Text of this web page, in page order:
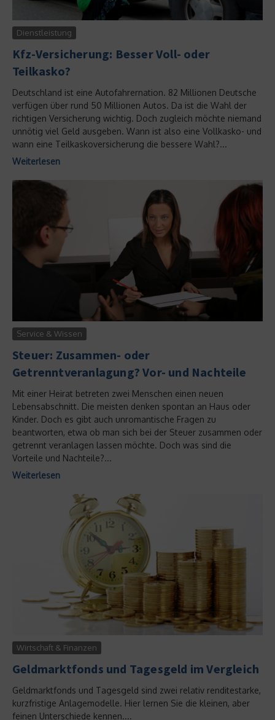
Dienstleistung
Kfz-Versicherung: Besser Voll- oder
Teilkasko?
Deutschland ist eine Autofahrernation. 82 Millionen Deutsche
verfügen über rund 50 Millionen Autos. Da ist die Wahl der
richtigen Versicherung wichtig. Doch zugleich möchte niemand
unnötig viel Geld ausgeben. Wann ist also eine Vollkasko- und
wann eine Teilkaskoversicherung die bessere Wahl?...
Weiterlesen
Service & Wissen
Steuer: Zusammen- oder
Getrenntveranlagung? Vor- und Nachteile
Mit einer Heirat betreten zwei Menschen einen neuen
Lebensabschnitt. Die meisten denken spontan an Haus oder
Kinder. Doch es gibt auch unromantische Fragen zu
beantworten, etwa ob man sich bei der Steuer zusammen oder
getrennt veranlagen lassen möchte. Doch was sind die
Vorteile und Nachteile?...
Weiterlesen
Wirtschaft & Finanzen
Geldmarktfonds und Tagesgeld im Vergleich
Geldmarktfonds und Tagesgeld sind zwei relativ renditestarke,
kurzfristige Anlagemodelle. Hier lernen Sie die kleinen, aber
feinen Unterschiede kennen....